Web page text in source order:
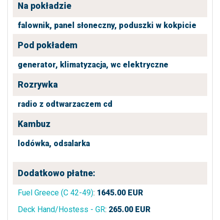
Na pokładzie
falownik, panel słoneczny, poduszki w kokpicie
Pod pokładem
generator, klimatyzacja, wc elektryczne
Rozrywka
radio z odtwarzaczem cd
Kambuz
lodówka, odsalarka
Dodatkowo płatne:
Fuel Greece (C 42-49): 1645.00 EUR
Deck Hand/Hostess - GR: 265.00 EUR